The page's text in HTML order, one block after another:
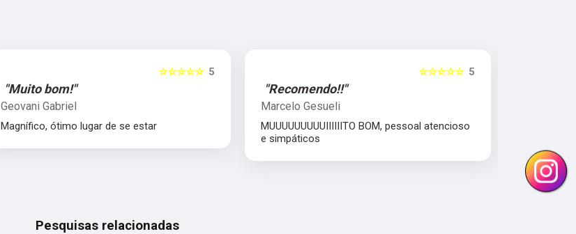
5
☆☆☆☆☆
"Muito bom!"
Geovani Gabriel
Magnífico, ótimo lugar de se estar
5
☆☆☆☆☆
"Recomendo!!"
Marcelo Gesueli
MUUUUUUUUUIIIIIITO BOM, pessoal atencioso
e simpáticos
Pesquisas relacionadas